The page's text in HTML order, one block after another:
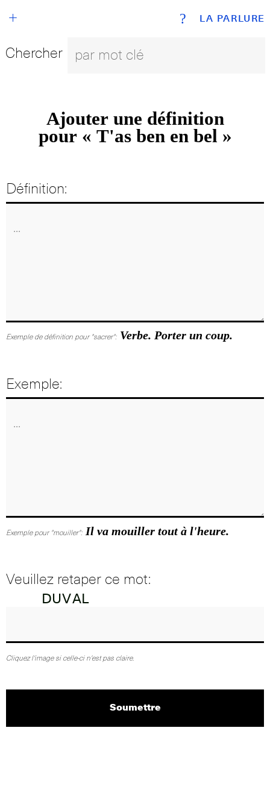
LA PARLURE
+ ?
Chercher
Ajouter une définition
pour « T'as ben en bel »
Définition:
Exemple de définition pour "sacrer": Verbe. Porter un coup.
Exemple:
Exemple pour "mouiller": Il va mouiller tout à l'heure.
Veuillez retaper ce mot:
Cliquez l'image si celle-ci n'est pas claire.
Soumettre